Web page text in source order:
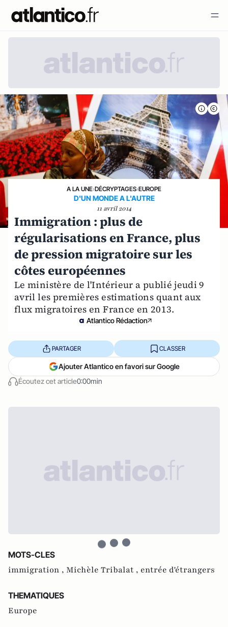
A LA UNE›DÉCRYPTAGES›EUROPE
D'UN MONDE A L'AUTRE
11 avril 2014
Immigration : plus de
régularisations en France, plus
de pression migratoire sur les
côtes européennes
Le ministère de l'Intérieur a publié jeudi 9
avril les premières estimations quant aux
flux migratoires en France en 2013.
Atlantico Rédaction
Écoutez cet article0:00min
PARTAGER CLASSER
Ajouter Atlantico en favori sur Google
MOTS-CLES
immigration , Michèle Tribalat , entrée d'étrangers
THEMATIQUES
Europe